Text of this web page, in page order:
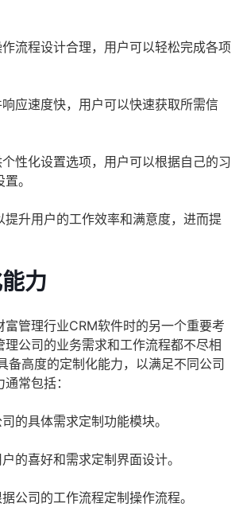
作流程设计合理，用户可以轻松完成各项
响应速度快，用户可以快速获取所需信
个性化设置选项，用户可以根据自己的习
。
提升用户的工作效率和满意度，进而提
力
富管理行业CRM软件时的另一个重要考
理公司的业务需求和工作流程都不尽相
备高度的定制化能力，以满足不同公司
常包括：
的具体需求定制功能模块。
的喜好和需求定制界面设计。
据公司的工作流程定制操作流程。